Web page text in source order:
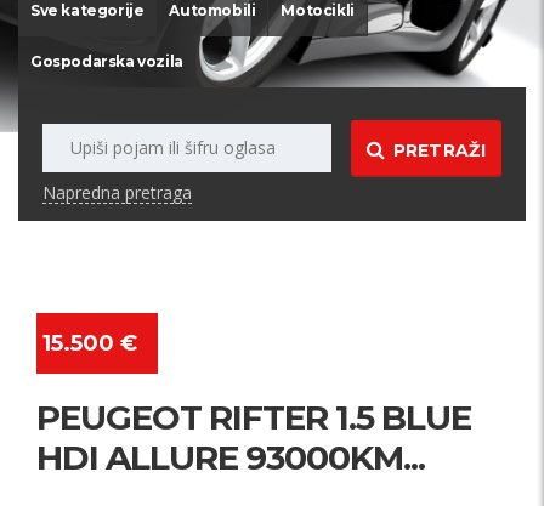
Sve kategorije Automobili Motocikli
Gospodarska vozila
PRETRAŽI
Napredna pretraga
15.500 €
PEUGEOT RIFTER 1.5 BLUE
HDI ALLURE 93000KM...